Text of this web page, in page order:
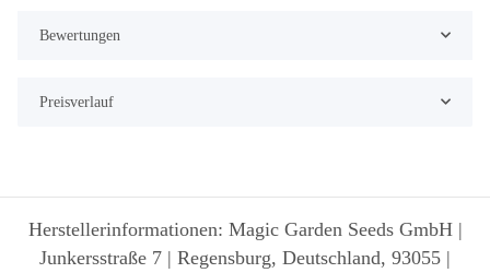
Bewertungen
Preisverlauf
Herstellerinformationen: Magic Garden Seeds GmbH |
Junkersstraße 7 | Regensburg, Deutschland, 93055 |